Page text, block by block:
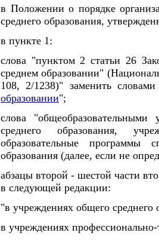
в Положении о порядке
среднего образования,
в пункте 1:
слова "пунктом 2 статьи 26
среднем образовании"
108, 2/1238)" заменить
образовании";
слова
среднего образования,
образовательные программы
образования (далее, если не
абзацы второй - шестой части
в следующей редакции:
"в учреждениях общего среднего
в учреждениях профессионально-